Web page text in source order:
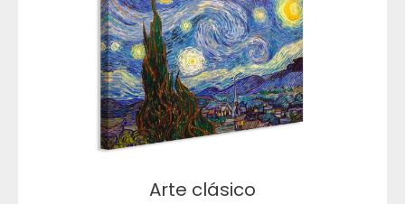
Arte clásico